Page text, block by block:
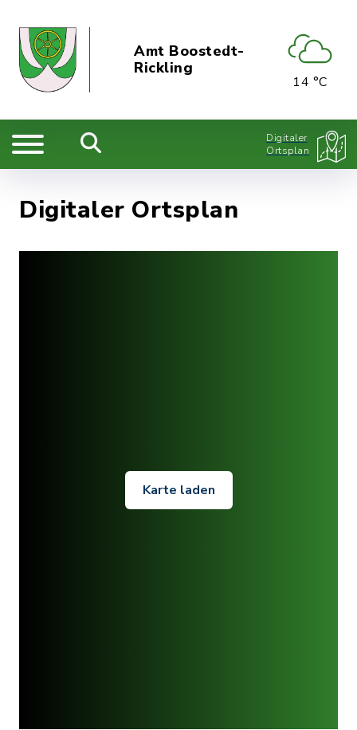
Amt Boostedt-
Rickling
14 °C
Digitaler
Ortsplan
Digitaler Ortsplan
Karte laden